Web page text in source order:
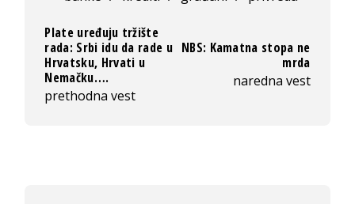
Plate uređuju tržište
rada: Srbi idu da rade u
Hrvatsku, Hrvati u
Nemačku….
prethodna vest
NBS: Kamatna stopa ne
mrda
naredna vest